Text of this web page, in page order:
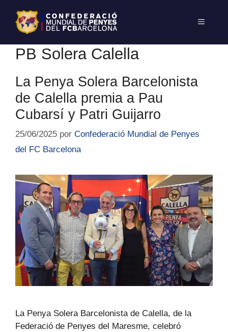
PB Solera Calella
La Penya Solera Barcelonista
de Calella premia a Pau
Cubarsí y Patri Guijarro
25/06/2025 por Confederació Mundial de Penyes
del FC Barcelona
La Penya Solera Barcelonista de Calella, de la
Federació de Penyes del Maresme, celebró